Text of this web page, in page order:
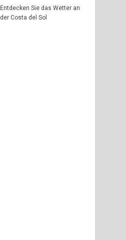
Entdecken Sie das Wetter an
der Costa del Sol